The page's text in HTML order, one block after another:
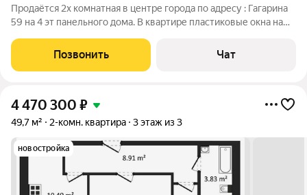
Продаётся 2х комнатная в центре города по адресу : Гагарина
59 на 4 эт панельного дома. В квартире пластиковые окна на
застеклённая лоджия. Перед домом детская площадка и
стоянка для машин.
Позвонить Чат
4 470 300 ₽
49,7 м² 2-комн. квартира 3 этаж из 3
новостройка